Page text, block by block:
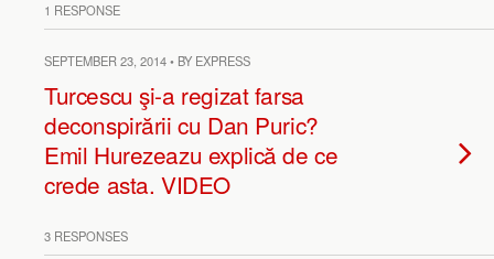
1 RESPONSE
SEPTEMBER 23, 2014 • BY EXPRESS
Turcescu şi-a regizat farsa
deconspirării cu Dan Puric?
Emil Hurezeazu explică de ce
crede asta. VIDEO
3 RESPONSES